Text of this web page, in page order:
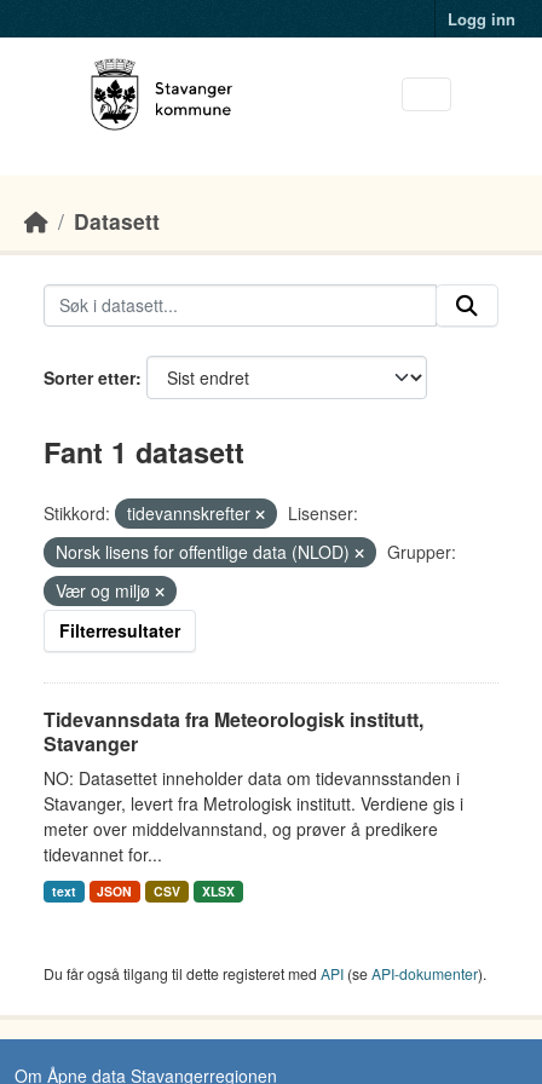
Logg inn
Datasett
Sorter etter
Fant 1 datasett
Stikkord: tidevannskrefter
Lisenser:
Norsk lisens for offentlige data (NLOD)
Grupper:
Vær og miljø
Filterresultater
Tidevannsdata fra Meteorologisk institutt,
Stavanger
NO: Datasettet inneholder data om tidevannsstanden i
Stavanger, levert fra Metrologisk institutt. Verdiene gis i
meter over middelvannstand, og prøver å predikere
tidevannet for...
text JSON CSV XLSX
Du får også tilgang til dette registeret med API (seAPI-dokumenter).
Om Åpne data Stavangerregionen